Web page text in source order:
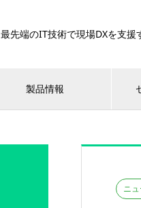
最先端のIT技術で現場DXを支援
製品情報
ニ